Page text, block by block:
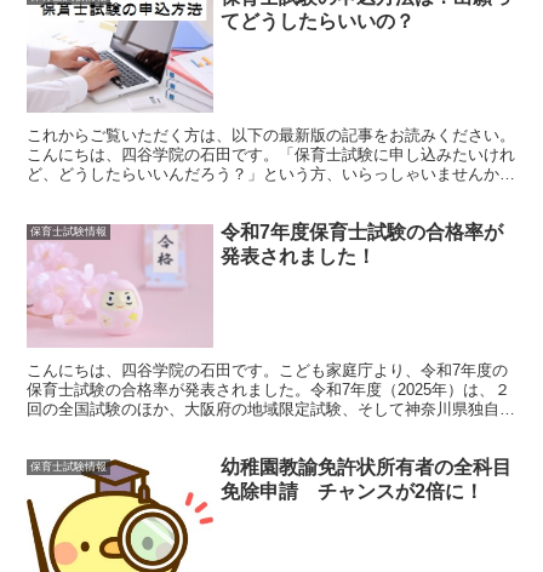
てどうしたらいいの？
これからご覧いただく方は、以下の最新版の記事をお読みください。
こんにちは、四谷学院の石田です。「保育士試験に申し込みたいけれ
ど、どうしたらいいんだろう？」という方、いらっしゃいませんか？
保育士試験情報
令和7年度保育士試験の合格率が
発表されました！
こんにちは、四谷学院の石田です。こども家庭庁より、令和7年度の
保育士試験の合格率が発表されました。令和7年度（2025年）は、２
回の全国試験のほか、大阪府の地域限定試験、そして神奈川県独自地
保育士試験情報
幼稚園教諭免許状所有者の全科目
免除申請 チャンスが2倍に！